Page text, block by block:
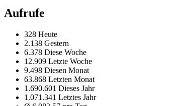
Aufrufe
328 Heute
2.138 Gestern
6.378 Diese Woche
12.909 Letzte Woche
9.498 Diesen Monat
63.868 Letzten Monat
1.690.601 Dieses Jahr
1.071.341 Letztes Jahr